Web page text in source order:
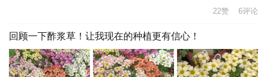
22赞 6评论
回顾一下酢浆草！让我现在的种植更有信心！